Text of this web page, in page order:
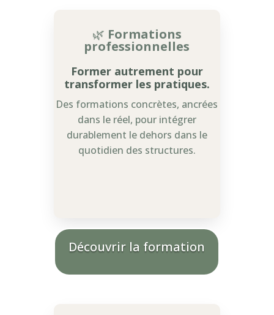
🌿 Formations
professionnelles
Former autrement pour
transformer les pratiques.
Des formations concrètes, ancrées
dans le réel, pour intégrer
durablement le dehors dans le
quotidien des structures.
Découvrir la formation